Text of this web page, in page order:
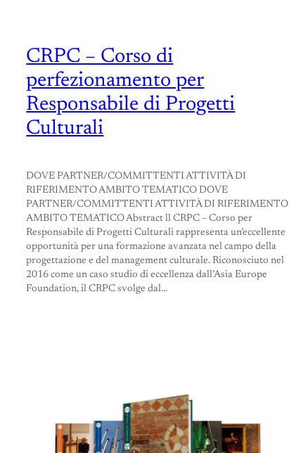
CRPC – Corso di
perfezionamento per
Responsabile di Progetti
Culturali
DOVE PARTNER/COMMITTENTI ATTIVITÀ DI
RIFERIMENTO AMBITO TEMATICO DOVE
PARTNER/COMMITTENTI ATTIVITÀ DI RIFERIMENTO
AMBITO TEMATICO Abstract ll CRPC – Corso per
Responsabile di Progetti Culturali rappresenta un’eccellente
opportunità per una formazione avanzata nel campo della
progettazione e del management culturale. Riconosciuto nel
2016 come un caso studio di eccellenza dall’Asia Europe
Foundation, il CRPC svolge dal…